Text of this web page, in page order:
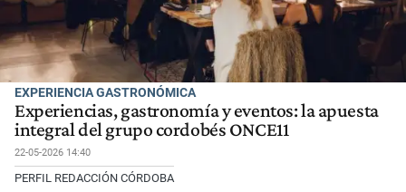
EXPERIENCIA GASTRONÓMICA
Experiencias, gastronomía y eventos: la apuesta
integral del grupo cordobés ONCE11
22-05-2026 14:40
PERFIL REDACCIÓN CÓRDOBA